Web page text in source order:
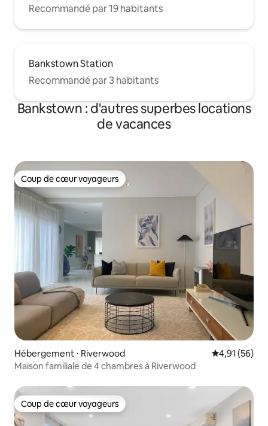
Recommandé par 19 habitants
Bankstown Station
Recommandé par 3 habitants
Bankstown : d'autres superbes locations
de vacances
Coup de cœur voyageurs
Coup de cœur voyageurs
Hébergement ⋅ Riverwood Évaluation
4,91 (56)
Maison familiale de 4 chambres à Riverwood
Coup de cœur voyageurs
Coup de cœur voyageurs